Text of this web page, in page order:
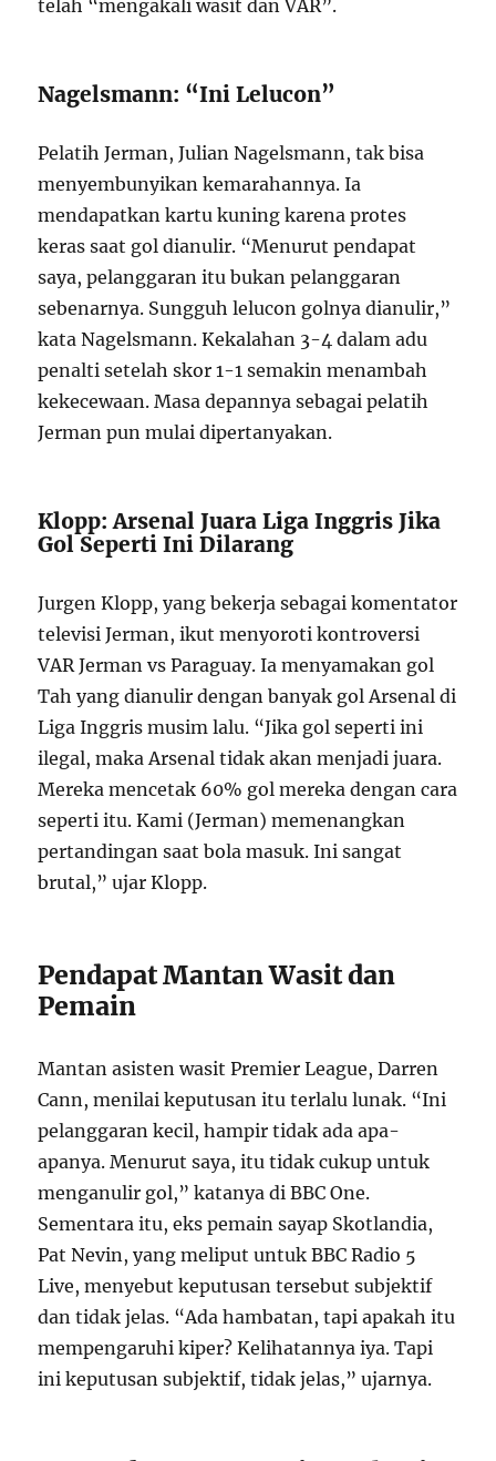
telah “mengakali wasit dan VAR”.
Nagelsmann: “Ini Lelucon”
Pelatih Jerman, Julian Nagelsmann, tak bisa
menyembunyikan kemarahannya. Ia
mendapatkan kartu kuning karena protes
keras saat gol dianulir. “Menurut pendapat
saya, pelanggaran itu bukan pelanggaran
sebenarnya. Sungguh lelucon golnya dianulir,”
kata Nagelsmann. Kekalahan 3-4 dalam adu
penalti setelah skor 1-1 semakin menambah
kekecewaan. Masa depannya sebagai pelatih
Jerman pun mulai dipertanyakan.
Klopp: Arsenal Juara Liga Inggris Jika
Gol Seperti Ini Dilarang
Jurgen Klopp, yang bekerja sebagai komentator
televisi Jerman, ikut menyoroti kontroversi
VAR Jerman vs Paraguay. Ia menyamakan gol
Tah yang dianulir dengan banyak gol Arsenal di
Liga Inggris musim lalu. “Jika gol seperti ini
ilegal, maka Arsenal tidak akan menjadi juara.
Mereka mencetak 60% gol mereka dengan cara
seperti itu. Kami (Jerman) memenangkan
pertandingan saat bola masuk. Ini sangat
brutal,” ujar Klopp.
Pendapat Mantan Wasit dan
Pemain
Mantan asisten wasit Premier League, Darren
Cann, menilai keputusan itu terlalu lunak. “Ini
pelanggaran kecil, hampir tidak ada apa-
apanya. Menurut saya, itu tidak cukup untuk
menganulir gol,” katanya di BBC One.
Sementara itu, eks pemain sayap Skotlandia,
Pat Nevin, yang meliput untuk BBC Radio 5
Live, menyebut keputusan tersebut subjektif
dan tidak jelas. “Ada hambatan, tapi apakah itu
mempengaruhi kiper? Kelihatannya iya. Tapi
ini keputusan subjektif, tidak jelas,” ujarnya.